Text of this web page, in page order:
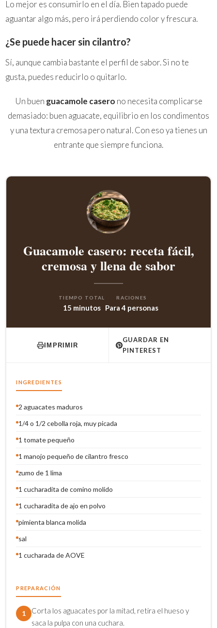
Lo mejor es consumirlo en el día. Bien tapado puede
aguantar algo más, pero irá perdiendo color y frescura.
¿Se puede hacer sin cilantro?
Sí, aunque cambia bastante el perfil de sabor. Si no te
gusta, puedes reducirlo o quitarlo.
Un buen guacamole casero no necesita complicarse
demasiado: buen aguacate, equilibrio en los condimentos
y una textura cremosa pero natural. Con eso ya tienes un
entrante que siempre funciona.
Guacamole casero: receta fácil,
cremosa y llena de sabor
TIEMPO TOTAL
15 minutos
RACIONES
Para 4 personas
IMPRIMIR
GUARDAR EN
PINTEREST
INGREDIENTES
2 aguacates maduros
1/4 o 1/2 cebolla roja, muy picada
1 tomate pequeño
1 manojo pequeño de cilantro fresco
zumo de 1 lima
1 cucharadita de comino molido
1 cucharadita de ajo en polvo
pimienta blanca molida
sal
1 cucharada de AOVE
PREPARACIÓN
1
Corta los aguacates por la mitad, retira el hueso y
saca la pulpa con una cuchara.